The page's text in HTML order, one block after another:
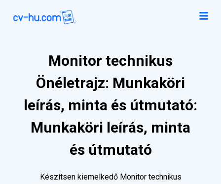
Monitor technikus
Önéletrajz: Munkaköri
leírás, minta és útmutató:
Munkaköri leírás, minta
és útmutató
Készítsen kiemelkedő Monitor technikus